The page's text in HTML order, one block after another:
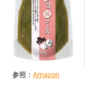
参照： Amazon